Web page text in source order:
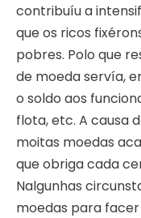
contribuíu a
que os ricos
pobres. Polo que
de moeda servía,
o soldo aos
flota, etc. A causa
moitas moedas
que obriga cada
Nalgunhas
moedas para